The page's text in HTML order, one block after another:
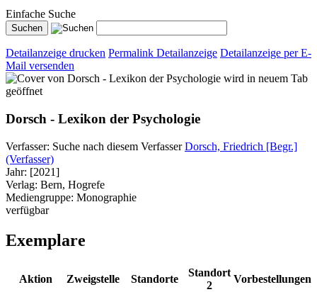
Einfache Suche
Detailanzeige drucken Permalink Detailanzeige Detailanzeige per E-
Mail versenden
wird in neuem Tab
geöffnet
Dorsch - Lexikon der Psychologie
Verfasser: Suche nach diesem Verfasser Dorsch, Friedrich [Begr.]
(Verfasser)
Jahr: [2021]
Verlag: Bern, Hogrefe
Mediengruppe: Monographie
verfügbar
Exemplare
Aktion Zweigstelle Standorte
Standort
2
Vorbestellungen